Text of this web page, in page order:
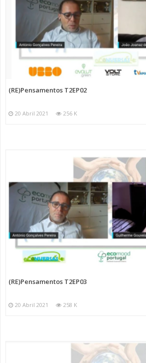
(RE)Pensamentos T2EP02
20 Abril 2021 256 K
(RE)Pensamentos T2EP03
20 Abril 2021 258 K